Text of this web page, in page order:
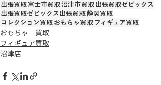
出張買取 富士市買取沼津市買取 出張買取ゼビックス
出張買取ゼビックス出張買取静岡買取
コレクション買取 おもちゃ買取 フィギュア買取
おもちゃ 買取
フィギュア買取
沼津店